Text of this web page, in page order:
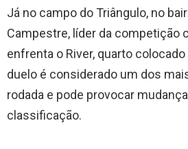
Já no campo do Triângulo, no
Campestre, líder da competição
enfrenta o River, quarto
duelo é considerado um dos
rodada e pode provocar
classificação.